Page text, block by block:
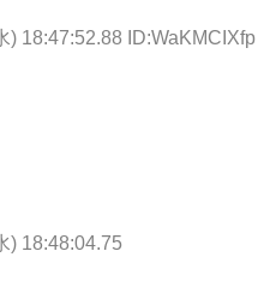
) 18:47:52.88 ID:WaKMCIXfp
) 18:48:04.75